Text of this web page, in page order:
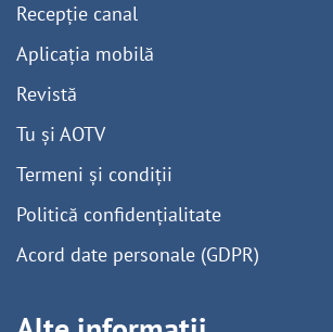
Recepție canal
Aplicația mobilă
Revistă
Tu și AOTV
Termeni și condiții
Politică confidențialitate
Acord date personale (GDPR)